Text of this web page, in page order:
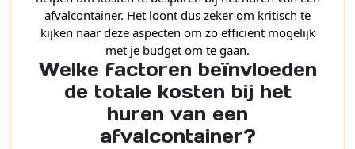
afvalcontainer. Het loont dus zeker om kritisch te
kijken naar deze aspecten om zo efficiënt mogelijk
met je budget om te gaan.
Welke factoren beïnvloeden
de totale kosten bij het
huren van een
afvalcontainer?